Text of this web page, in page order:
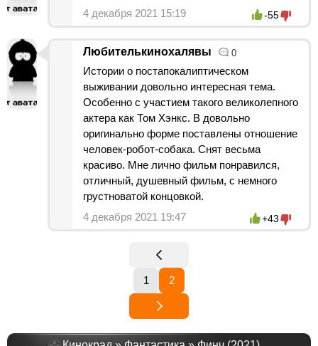
4 декабря 2021 15:19
-55
Любителькинохалявы 0
Истории о постапокалиптическом
выживании довольно интересная тема.
Особенно с участием такого великолепного
актера как Том Хэнкс. В довольно
оригинально форме поставлены отношение
человек-робот-собака. Снят весьма
красиво. Мне лично фильм понравился,
отличный, душевный фильм, с немного
грустноватой концовкой.
4 декабря 2021 19:47
+43
1 2